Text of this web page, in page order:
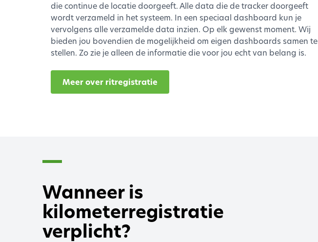
die continue de locatie doorgeeft. Alle data die de tracker doorgeeft
wordt verzameld in het systeem. In een speciaal dashboard kun je
vervolgens alle verzamelde data inzien. Op elk gewenst moment. Wij
bieden jou bovendien de mogelijkheid om eigen dashboards samen te
stellen. Zo zie je alleen de informatie die voor jou echt van belang is.
Meer over ritregistratie
Wanneer is
kilometerregistratie
verplicht?